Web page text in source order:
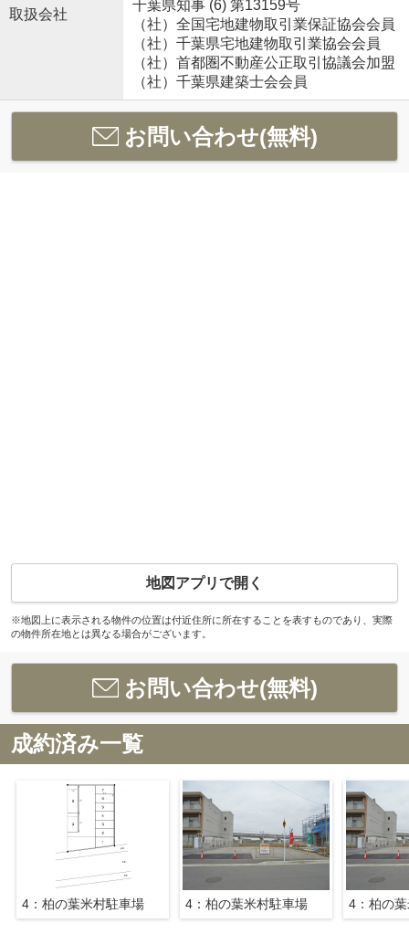
取扱会社
千葉県知事 (6) 第13159号
（社）全国宅地建物取引業保証協会会員
（社）千葉県宅地建物取引業協会会員
（社）首都圏不動産公正取引協議会加盟
（社）千葉県建築士会会員
お問い合わせ(無料)
地図アプリで開く
※地図上に表示される物件の位置は付近住所に所在することを表すものであり、実際
の物件所在地とは異なる場合がございます。
お問い合わせ(無料)
成約済み一覧
4：柏の葉米村駐車場 4：柏の葉米村駐車場 4：柏の